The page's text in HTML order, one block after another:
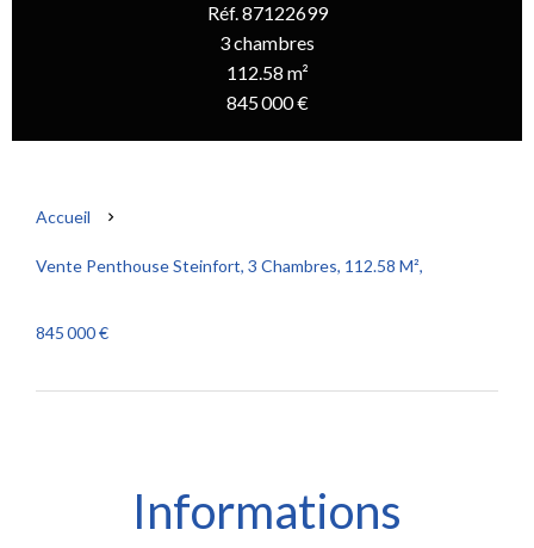
Réf. 87122699
3 chambres
112.58 m²
845 000 €
Accueil
Vente Penthouse Steinfort, 3 Chambres, 112.58 M²,
845 000 €
Informations